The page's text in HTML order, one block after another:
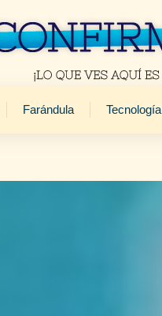
Farándula Tecnología